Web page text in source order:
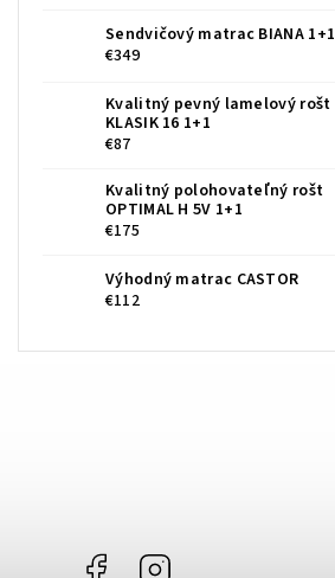
Sendvičový matrac BIANA 1+1
€349
Kvalitný pevný lamelový rošt
KLASIK 16 1+1
€87
Kvalitný polohovateľný rošt
OPTIMAL H 5V 1+1
€175
Výhodný matrac CASTOR
€112
Facebook